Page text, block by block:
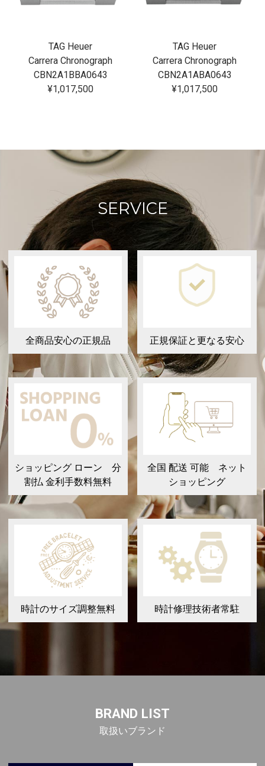
TAG Heuer
Carrera Chronograph
CBN2A1BBA0643
¥1,017,500
TAG Heuer
Carrera Chronograph
CBN2A1ABA0643
¥1,017,500
SERVICE
全商品安心の正規品 正規保証と更なる安心
ショッピング ローン 分
割払 金利手数料無料
全国 配送 可能 ネット
ショッピング
時計のサイズ調整無料 時計修理技術者常駐
BRAND LIST
取扱いブランド